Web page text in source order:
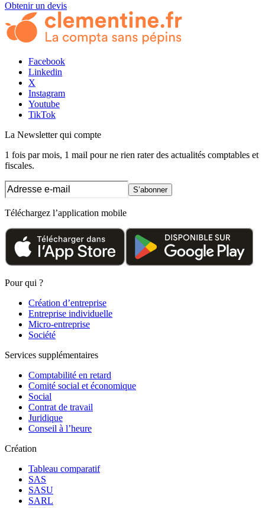
Obtenir un devis
Facebook
Linkedin
X
Instagram
Youtube
TikTok
La Newsletterqui compte
1 fois par mois, 1 mail pour ne rien rater des actualités comptables et
fiscales.
S’abonner
Téléchargez l’application mobile
Pour qui ?
Création d’entreprise
Entreprise individuelle
Micro-entreprise
Société
Services supplémentaires
Comptabilité en retard
Comité social et économique
Social
Contrat de travail
Juridique
Conseil à l’heure
Création
Tableau comparatif
SAS
SASU
SARL